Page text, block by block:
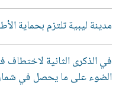
مدينة ليبية تلتزم بحماية
في الذكرى الثانية
الضوء على ما يحصل في